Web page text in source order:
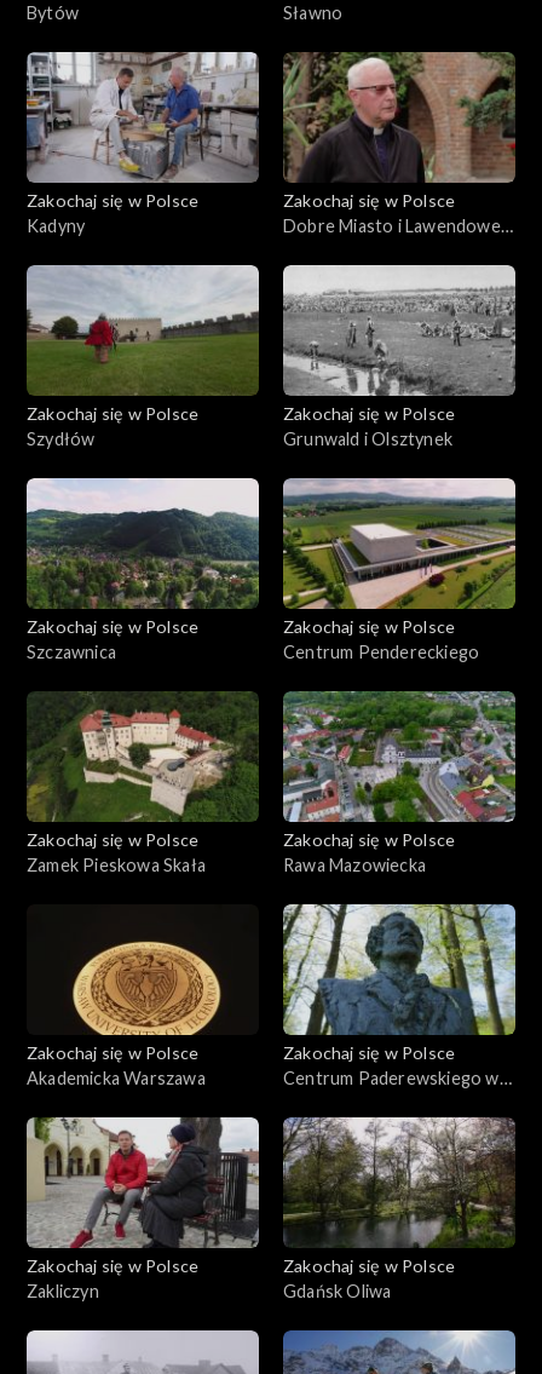
Bytów
Sławno
Zakochaj się w Polsce
Kadyny
Zakochaj się w Polsce
Dobre Miasto i Lawendowe
Zakochaj się w Polsce
Szydłów
Zakochaj się w Polsce
Grunwald i Olsztynek
Zakochaj się w Polsce
Szczawnica
Zakochaj się w Polsce
Centrum Pendereckiego
Zakochaj się w Polsce
Zamek Pieskowa Skała
Zakochaj się w Polsce
Rawa Mazowiecka
Zakochaj się w Polsce
Akademicka Warszawa
Zakochaj się w Polsce
Centrum Paderewskiego w
Zakochaj się w Polsce
Zakliczyn
Zakochaj się w Polsce
Gdańsk Oliwa